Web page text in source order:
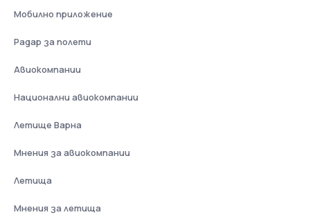
Мобилно приложение
Радар за полети
Авиокомпании
Национални авиокомпании
Летище Варна
Мнения за авиокомпании
Летища
Мнения за летища